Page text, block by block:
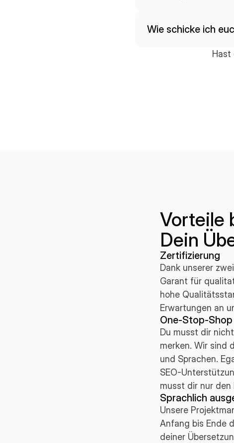
Wie schicke ich
Hast
Vorteile
Dein
Zertifizierung
Dank unserer
Garant für
hohe
Erwartungen an
One-Stop-
Du musst dir
merken. Wir sind
und Sprachen.
SEO-
musst dir nur den
Sprachlich
Unsere
Anfang bis Ende
deiner